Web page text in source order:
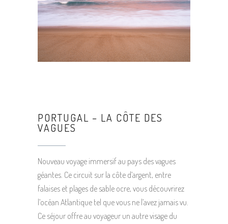
PORTUGAL – LA CÔTE DES
VAGUES
Nouveau voyage immersif au pays des vagues
géantes. Ce circuit sur la côte d’argent, entre
falaises et plages de sable ocre, vous découvrirez
l’océan Atlantique tel que vous ne l’avez jamais vu.
Ce séjour offre au voyageur un autre visage du